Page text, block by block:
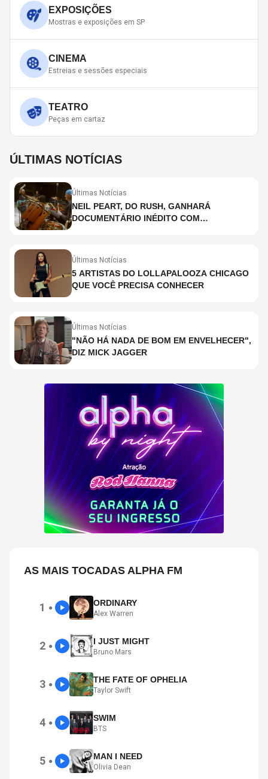
EXPOSIÇÕES
Mostras e exposições em SP
CINEMA
Estreias e sessões especiais
TEATRO
Peças em cartaz
ÚLTIMAS NOTÍCIAS
Últimas Notícias
NEIL PEART, DO RUSH, GANHARÁ
DOCUMENTÁRIO INÉDITO COM
Últimas Notícias
5 ARTISTAS DO LOLLAPALOOZA CHICAGO
QUE VOCÊ PRECISA CONHECER
Últimas Notícias
"NÃO HÁ NADA DE BOM EM ENVELHECER",
DIZ MICK JAGGER
AS MAIS TOCADAS ALPHA FM
1 ● ORDINARY
Alex Warren
2 ● I JUST MIGHT
Bruno Mars
3 ● THE FATE OF OPHELIA
Taylor Swift
4 ● SWIM
BTS
5 ● MAN I NEED
Olivia Dean